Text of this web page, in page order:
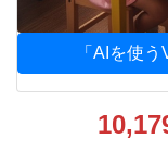
「AIを使